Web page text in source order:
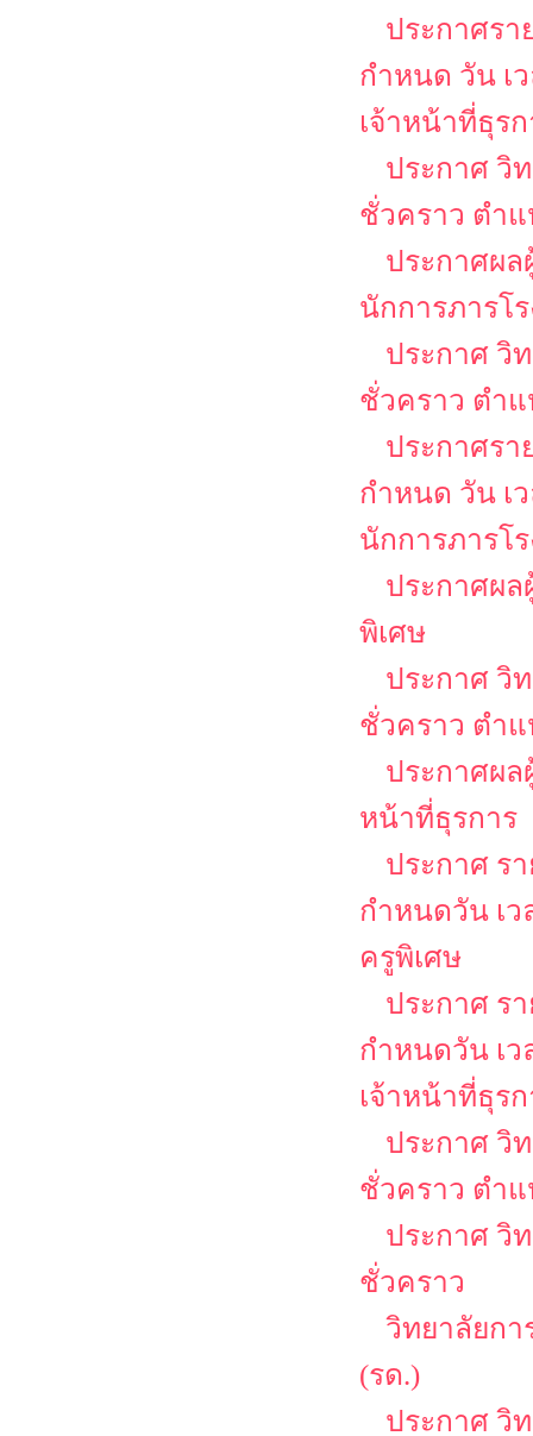
ประกาศรา
กำหนด วัน เ
เจ้าหน้าที่ธุร
ประกาศ วิ
ชั่วคราว ตำแ
ประกาศผ
นักการภารโร
ประกาศ วิ
ชั่วคราว ตำแ
ประกาศรา
กำหนด วัน เ
นักการภารโ
ประกาศผ
พิเศษ
ประกาศ วิ
ชั่วคราว ตำ
ประกาศผล
หน้าที่ธุรการ
ประกาศ ร
กำหนดวัน เ
ครูพิเศษ
ประกาศ ร
กำหนดวัน เ
เจ้าหน้าที่ธุร
ประกาศ วิ
ชั่วคราว ตำ
ประกาศ วิ
ชั่วคราว
วิทยาลัยก
(รด.)
ประกาศ วิ